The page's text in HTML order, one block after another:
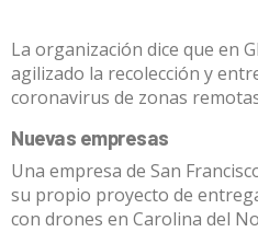
La organización dice que en
agilizado la recolección y
coronavirus de zonas
Nuevas empresas
Una empresa de San
su propio proyecto de
con drones en Carolina del